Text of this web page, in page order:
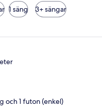
1 säng 3+ sängar
och 1 futon (enkel)